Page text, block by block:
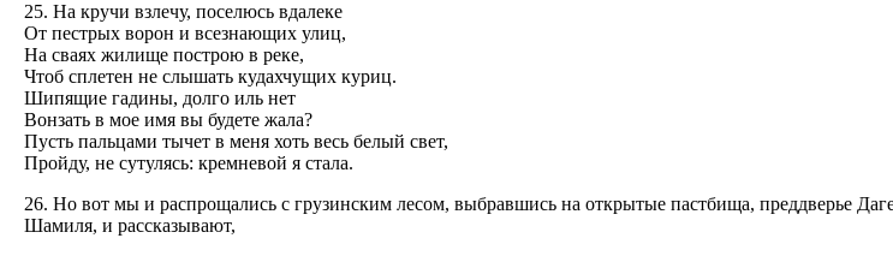
25. На кручи взлечу, поселюсь вдалеке
От пестрых ворон и всезнающих улиц,
На сваях жилище построю в реке,
Чтоб сплетен не слышать кудахчущих куриц.
Шипящие гадины, долго иль нет
Вонзать в мое имя вы будете жала?
Пусть пальцами тычет в меня хоть весь белый свет,
Пройду, не сутулясь: кремневой я стала.
26. Но вот мы и распрощались с грузинским лесом, выбравшись на открытые пастбища, преддверье
Шамиля, и рассказывают,